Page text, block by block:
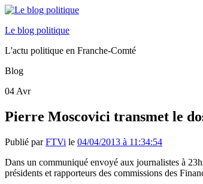
Le blog politique
L'actu politique en Franche-Comté
Blog
04 Avr
Pierre Moscovici transmet le
Publié parFTVi le 04/04/2013 à 11:34:54
Dans un communiqué envoyé aux journalistes à
présidents et rapporteurs des commissions des